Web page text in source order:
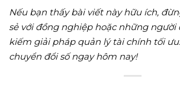
Nếu bạn thấy bài viết này hữu ích,
sẻ với đồng nghiệp hoặc những
kiếm giải pháp quản lý tài chính tối
chuyển đổi số ngay hôm nay!